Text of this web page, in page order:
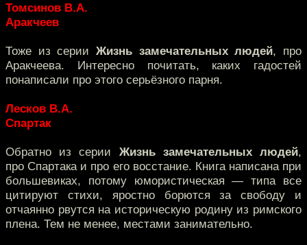
Томсинов В.А.
Аракчеев
Тоже из серии Жизнь замечательных людей, про
Аракчеева. Интересно почитать, каких гадостей
понаписали про этого серьёзного парня.
Лесков В.А.
Спартак
Обратно из серии Жизнь замечательных людей,
про Спартака и про его восстание. Книга написана при
большевиках, потому юмористическая — типа все
цитируют стихи, яростно борются за свободу и
отчаянно рвутся на историческую родину из римского
плена. Тем не менее, местами занимательно.